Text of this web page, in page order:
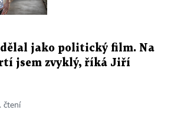
jako politický film. Na
jsem zvyklý, říká Jiří
čtení